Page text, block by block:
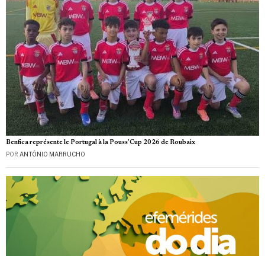
Benfica représente le Portugal à la Pouss’Cup 2026 de Roubaix
POR ANTÓNIO MARRUCHO